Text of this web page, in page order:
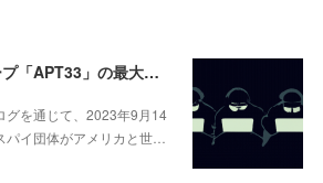
サイバースパイグループ「APT33」の最大被害者となった漏洩されたConfluence
グを通じて、2023年9月14
イ団体がアメリカと世…